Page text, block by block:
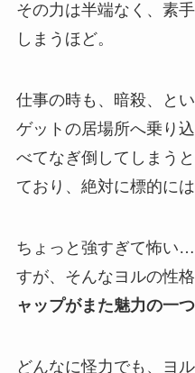
その力は半端なく、素
しまうほど。
仕事の時も、暗殺、と
ゲットの居場所へ乗り
べてなぎ倒してしまう
ており、絶対に標的に
ちょっと強すぎて怖い
すが、そんなヨルの性
ャップがまた魅力の一つ
どんなに怪力でも、ヨ